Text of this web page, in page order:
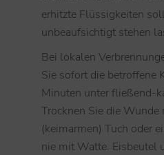
erhitzte Flüssigkeiten
unbeaufsichtigt stehen
Bei lokalen
Sie sofort die betroffene
Minuten unter fließend-
Trocknen Sie die
(keimarmen) Tuch oder
nie mit Watte. Eisbeutel